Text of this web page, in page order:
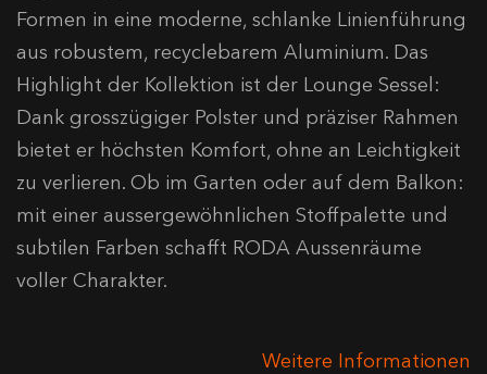
Formen in eine moderne, schlanke Linienführung
aus robustem, recyclebarem Aluminium. Das
Highlight der Kollektion ist der Lounge Sessel:
Dank grosszügiger Polster und präziser Rahmen
bietet er höchsten Komfort, ohne an Leichtigkeit
zu verlieren. Ob im Garten oder auf dem Balkon:
mit einer aussergewöhnlichen Stoffpalette und
subtilen Farben schafft RODA Aussenräume
voller Charakter.
Weitere Informationen